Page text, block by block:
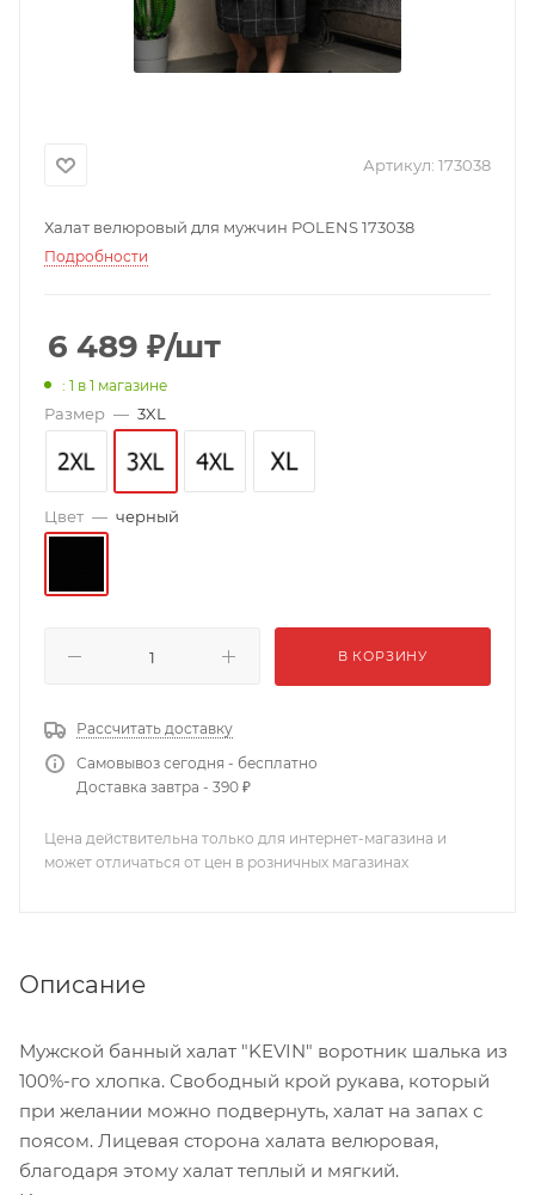
Артикул: 173038
Халат велюровый для мужчин POLENS 173038
Подробности
6 489 ₽/шт
: 1 в 1 магазине
Размер — 3XL
Цвет — черный
В КОРЗИНУ
Рассчитать доставку
Самовывоз сегодня - бесплатно
Доставка завтра - 390 ₽
Цена действительна только для интернет-магазина и
может отличаться от цен в розничных магазинах
Описание
Мужской банный халат "KEVIN" воротник шалька из
100%-го хлопка. Свободный крой рукава, который
при желании можно подвернуть, халат на запах с
поясом. Лицевая сторона халата велюровая,
благодаря этому халат теплый и мягкий.